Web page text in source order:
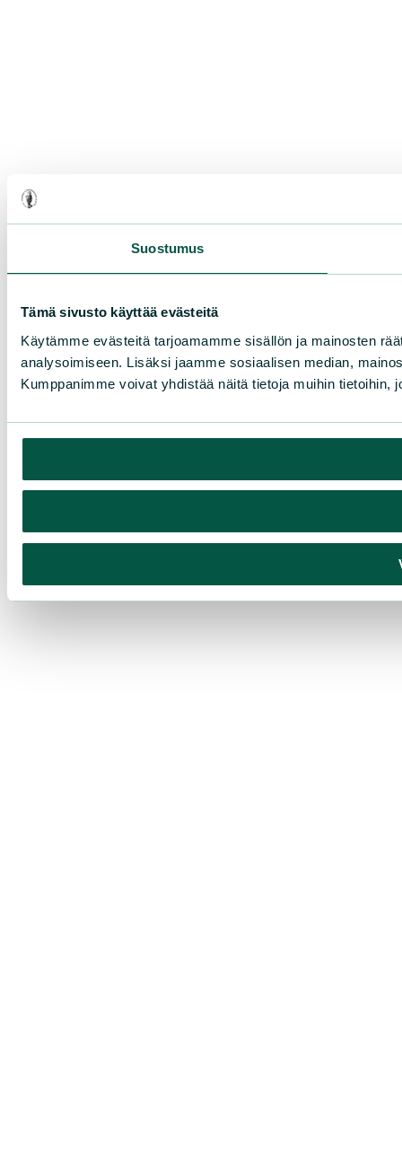
Suostumus
Tämä sivusto käyttää evästeitä
Käytämme evästeitä tarjoamamme sisällön ja mainosten
analysoimiseen. Lisäksi jaamme sosiaalisen median,
Kumppanimme voivat yhdistää näitä tietoja muihin tietoihin,